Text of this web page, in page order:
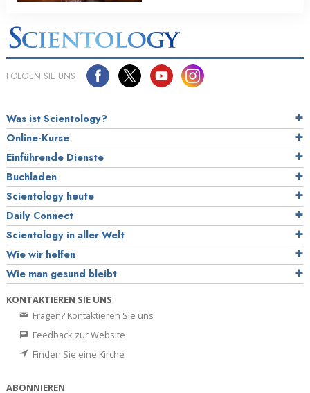
FOLGEN SIE UNS
Was ist Scientology?
Online-Kurse
Einführende Dienste
Buchladen
Scientology heute
Daily Connect
Scientology in aller Welt
Wie wir helfen
Wie man gesund bleibt
KONTAKTIEREN SIE UNS
Fragen? Kontaktieren Sie uns
Feedback zur Website
Finden Sie eine Kirche
ABONNIEREN